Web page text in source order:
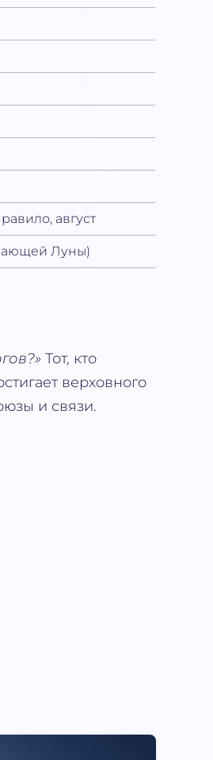
август
Луны)
Тот, кто
верховного
и связи.